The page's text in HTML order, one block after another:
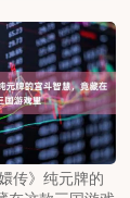
传》纯元牌的